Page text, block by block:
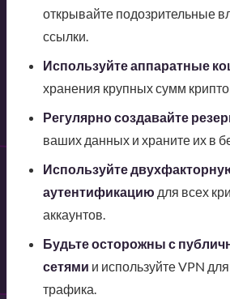
открывайте подозрительные
ссылки.
Используйте аппаратные
хранения крупных сумм
Регулярно создавайте
ваших данных и храните их в
Используйте
аутентификацию для всех
аккаунтов.
Будьте осторожны с
сетями и используйте VPN
трафика.